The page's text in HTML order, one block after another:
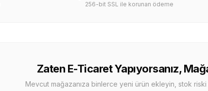
256-bit SSL ile korunan ödeme
Zaten E-Ticaret Yapıyorsanız,
Mevcut mağazanıza binlerce yeni ürün ekleyin, stok riski